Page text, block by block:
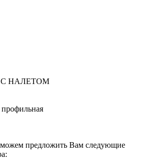
С НАЛЕТОМ
профильная
предложить Вам следующие